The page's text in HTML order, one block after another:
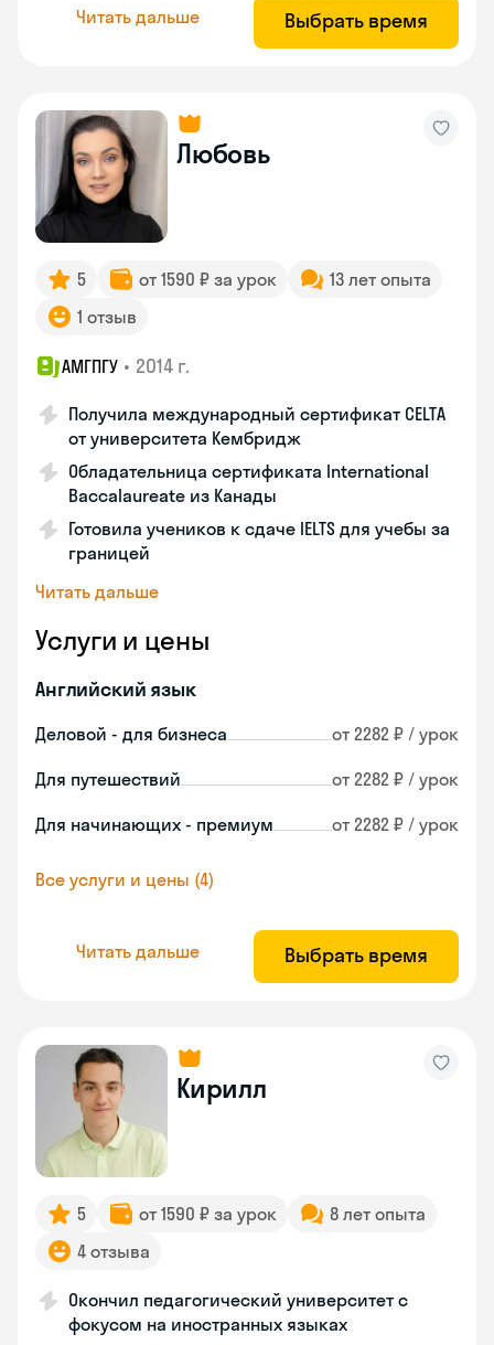
Читать дальше Выбрать время
Любовь
5 от 1590 ₽ за урок
13 лет опыта
1 отзыв
АМГПГУ • 2014 г.
Получила международный сертификат CELTA
от университета Кембридж
Обладательница сертификата International
Baccalaureate из Канады
Готовила учеников к сдаче IELTS для учебы за
границей
Читать дальше
Услуги и цены
Английский язык
Деловой - для бизнеса от 2282 ₽ / урок
Для путешествий от 2282 ₽ / урок
Для начинающих - премиум от 2282 ₽ / урок
Все услуги и цены (4)
Читать дальше Выбрать время
Кирилл
5 от 1590 ₽ за урок
8 лет опыта
4 отзыва
Окончил педагогический университет с
фокусом на иностранных языках